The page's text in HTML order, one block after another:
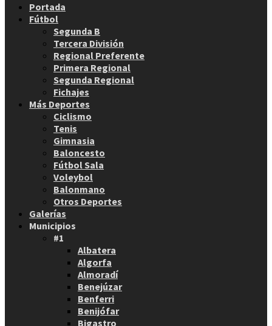
Portada
Fútbol
Segunda B
Tercera División
Regional Preferente
Primera Regional
Segunda Regional
Fichajes
Más Deportes
Ciclismo
Tenis
Gimnasia
Baloncesto
Fútbol Sala
Voleybol
Balonmano
Otros Deportes
Galerías
Municipios
#1
Albatera
Algorfa
Almoradí
Benejúzar
Benferri
Benijófar
Bigastro